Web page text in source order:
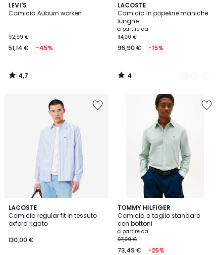
LEVI'S
Camicia Auburn worken
92,99 €
51,14 € -45%
4,7
/ 5
4,7
/
LACOSTE
Camicia in popeline maniche
lunghe
a partire da
114,00 €
96,90 € -15%
4
/
5
2
Colori
4
/
LACOSTE
Camicia regular fit in tessuto
oxford rigato
130,00 €
TOMMY HILFIGER
Camicia a taglio standard
con bottoni
a partire da
97,99 €
73,49 € -25%
4,7
/ 5
6
Colori